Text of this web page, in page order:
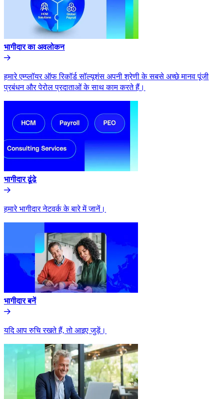
भागीदार का अवलोकन​​
हमारे एम्प्लॉयर ऑफ रिकॉर्ड सॉल्यूशंस अपनी श्रेणी के सबसे अच्छे मानव पूंजी
प्रबंधन और पेरोल प्रदाताओं के साथ काम करते हैं।​​
भागीदार ढूंढे​​
हमारे भागीदार नेटवर्क के बारे में जानें।​​
भागीदार बनें​​
यदि आप रुचि रखते हैं, तो आइए जुड़ें।​​